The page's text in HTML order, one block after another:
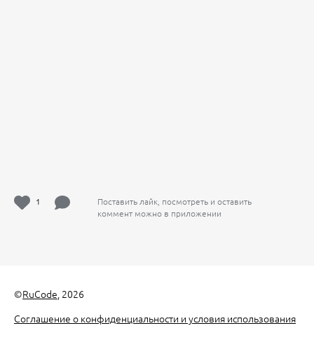
1
Поставить лайк, посмотреть и оставить
коммент можно в приложении
©RuCode, 2026
Соглашение о конфиденциальности и условия использования